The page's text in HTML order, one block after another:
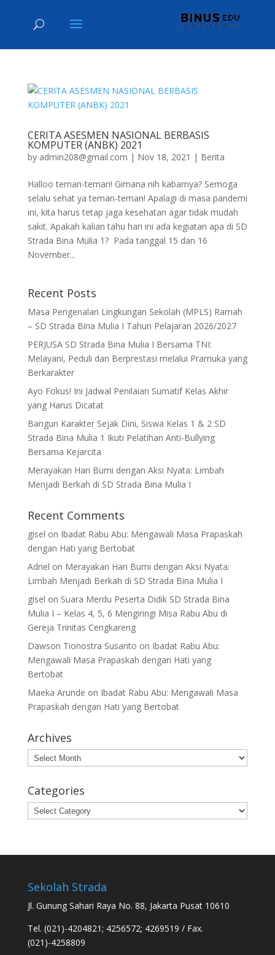
CERITA ASESMEN NASIONAL BERBASIS
KOMPUTER (ANBK) 2021
by admin208@gmail.com | Nov 18, 2021 | Berita
Halloo teman-teman! Gimana nih kabarnya? Semoga
selalu sehat ya teman-teman! Apalagi di masa pandemi
ini, kita harus tetap jaga kesehatan agar tidak mudah
sakit. Apakah kalian tahu hari ini ada kegiatan apa di SD
Strada Bina Mulia 1? Pada tanggal 15 dan 16
November...
Recent Posts
Masa Pengenalan Lingkungan Sekolah (MPLS) Ramah
– SD Strada Bina Mulia I Tahun Pelajaran 2026/2027
PERJUSA SD Strada Bina Mulia I Bersama TNI:
Melayani, Peduli dan Berprestasi melalui Pramuka yang
Berkarakter
Ayo Fokus! Ini Jadwal Penilaian Sumatif Kelas Akhir
yang Harus Dicatat
Bangun Karakter Sejak Dini, Siswa Kelas 1 & 2 SD
Strada Bina Mulia 1 Ikuti Pelatihan Anti-Bullying
Bersama Kejarcita
Merayakan Hari Bumi dengan Aksi Nyata: Limbah
Menjadi Berkah di SD Strada Bina Mulia I
Recent Comments
gisel on Ibadat Rabu Abu: Mengawali Masa Prapaskah
dengan Hati yang Bertobat
Adriel on Merayakan Hari Bumi dengan Aksi Nyata:
Limbah Menjadi Berkah di SD Strada Bina Mulia I
gisel on Suara Merdu Peserta Didik SD Strada Bina
Mulia I – Kelas 4, 5, 6 Mengiringi Misa Rabu Abu di
Gereja Trinitas Cengkareng
Dawson Tionostra Susanto on Ibadat Rabu Abu:
Mengawali Masa Prapaskah dengan Hati yang
Bertobat
Maeka Arunde on Ibadat Rabu Abu: Mengawali Masa
Prapaskah dengan Hati yang Bertobat
Archives
Archives
Categories
Categories
Sekolah Strada
Jl. Gunung Sahari Raya No. 88, Jakarta Pusat 10610
Tel. (021)-4204821; 4256572; 4269519 / Fax.
(021)-4258809